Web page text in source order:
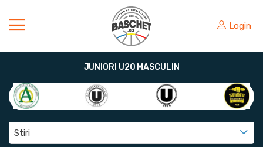
Login
JUNIORI U20 MASCULIN
Stiri